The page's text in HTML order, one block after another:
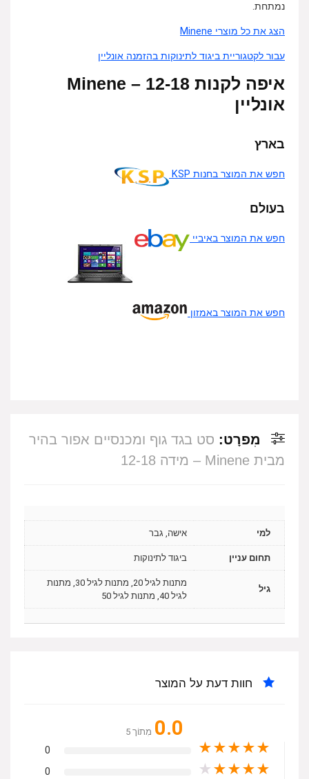
נמתחת.
הצג את כל מוצרי Minene
עבור לקטגוריית ביגוד לתינוקות בהזמנה אונליין
איפה לקנות Minene – 12-18
אונליין
בארץ
חפש את המוצר בחנות KSP
בעולם
חפש את המוצר באיביי
חפש את המוצר באמזון
מִפרָט: סט בגד גוף ומכנסיים אפור בהיר
מבית Minene – מידה 12-18
למי אישה, גבר
תחום עניין ביגוד לתינוקות
גיל
מתנות לגיל 20, מתנות לגיל 30, מתנות
לגיל 40, מתנות לגיל 50
חוות דעת על המוצר
0.0 מִתוֹך 5
★
★
★
★
★
0
★
★
★
★
★
0